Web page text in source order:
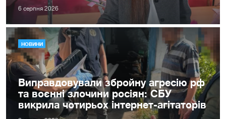
6 серпня 2026
НОВИНИ
Виправдовували збройну агресію рф
та воєнні злочини росіян: СБУ
викрила чотирьох інтернет-агітаторів